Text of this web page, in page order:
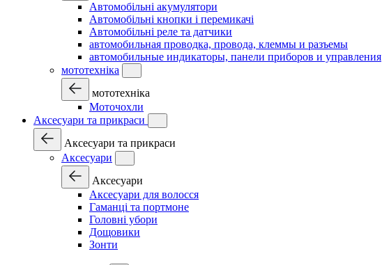
Автомобільні акумулятори
Автомобільні кнопки і перемикачі
Автомобільні реле та датчики
автомобильная проводка, провода, клеммы и разъемы
автомобильные индикаторы, панели приборов и управления
мототехніка
мототехніка
Моточохли
Аксесуари та прикраси
Аксесуари та прикраси
Аксесуари
Аксесуари
Аксесуари для волосся
Гаманці та портмоне
Головні убори
Дощовики
Зонти